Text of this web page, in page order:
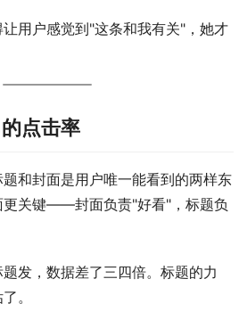
用户感觉到"这条和我有关"，她才
点击率
和封面是用户唯一能看到的两样东
更关键——封面负责"好看"，标题负
发，数据差了三四倍。标题的力
。